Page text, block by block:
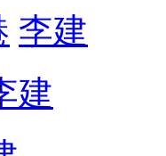
李建
建